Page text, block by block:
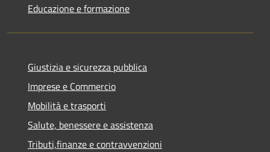
Educazione e formazione
Giustizia e sicurezza pubblica
Imprese e Commercio
Mobilità e trasporti
Salute, benessere e assistenza
Tributi,finanze e contravvenzioni